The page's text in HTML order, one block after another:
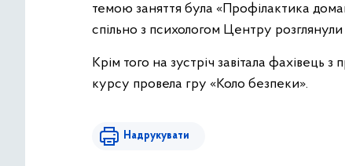
темою заняття була «Профілактика
спільно з психологом Центру
Крім того на зустріч завітала фахівець
курсу провела гру «Коло безпеки».
Надрукувати